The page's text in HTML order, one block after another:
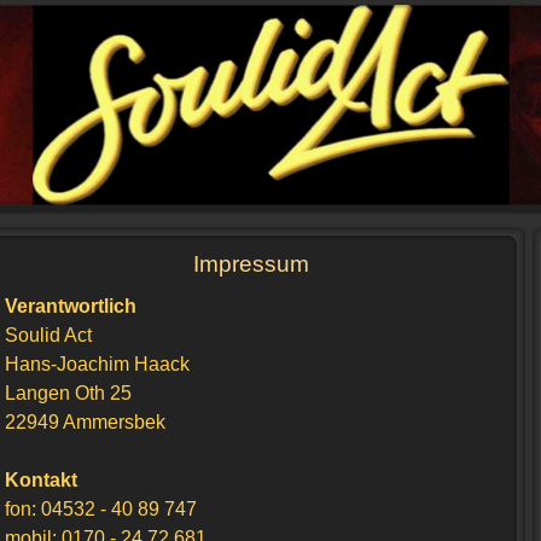
Impressum
Verantwortlich
Soulid Act
Hans-Joachim Haack
Langen Oth 25
22949 Ammersbek
Kontakt
fon: 04532 - 40 89 747